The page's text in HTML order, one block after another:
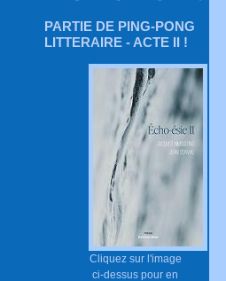
PARTIE DE PING-PONG
LITTERAIRE - ACTE II !
Cliquez sur l'image
ci-dessus pour en